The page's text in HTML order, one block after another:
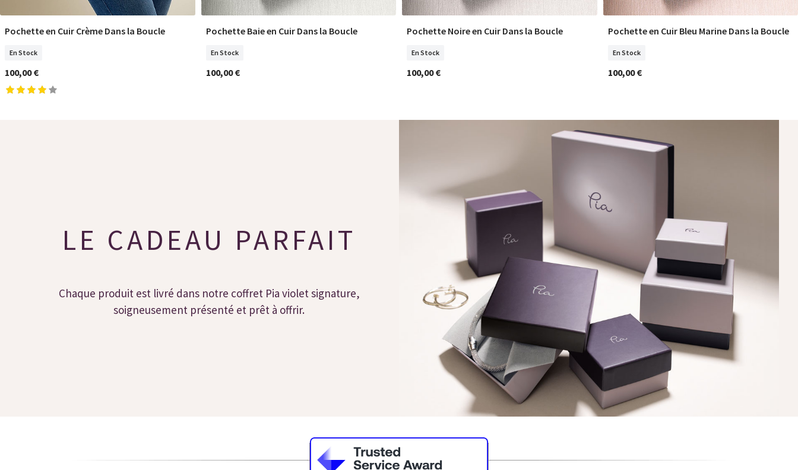
COMMANDER
Pochette en Cuir Crème Dans la Boucle
En Stock
100,00 €
COMMANDER
Pochette Baie en Cuir Dans la Boucle
En Stock
100,00 €
COMMANDER
Pochette Noire en Cuir Dans la Boucle
En Stock
100,00 €
COMMANDER
Pochette en Cuir Bleu Marine Dans la Boucle
En Stock
100,00 €
LE CADEAU PARFAIT
Chaque produit est livré dans notre coffret Pia violet signature,
soigneusement présenté et prêt à offrir.